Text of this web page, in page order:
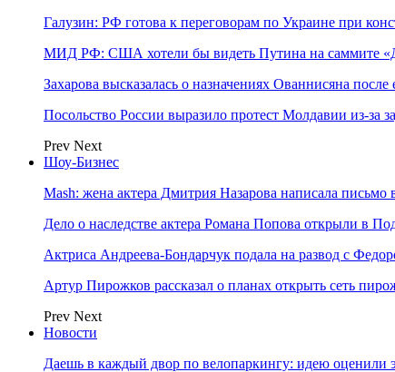
Галузин: РФ готова к переговорам по Украине при
МИД РФ: США хотели бы видеть Путина на саммите
Захарова высказалась о назначениях Ованнисяна после
Посольство России выразило протест Молдавии из-за
Prev Next
Шоу-Бизнес
Mash: жена актера Дмитрия Назарова написала
Дело о наследстве актера Романа Попова открыли в
Актриса Андреева-Бондарчук подала на развод с
Артур Пирожков рассказал о планах открыть сеть
Prev Next
Новости
Даешь в каждый двор по велопаркингу: идею оценили